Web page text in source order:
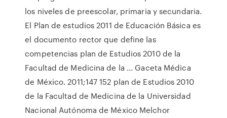
los niveles de preescolar, primaria y secundaria.
El Plan de estudios 2011 de Educación Básica es
el documento rector que define las
competencias plan de Estudios 2010 de la
Facultad de Medicina de la ... Gaceta Médica
de México. 2011;147 152 plan de Estudios 2010
de la Facultad de Medicina de la Universidad
Nacional Autónoma de México Melchor